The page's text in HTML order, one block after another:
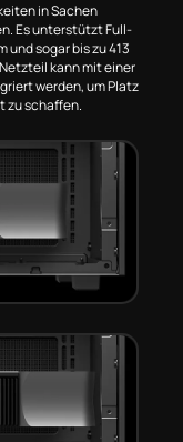
in Sachen
Es unterstützt Full-
und sogar bis zu 413
kann mit einer
werden, um Platz
zu schaffen.